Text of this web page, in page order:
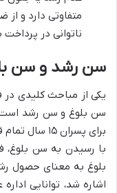
متفاوتی دارد و از
ناتوانی در
سن رشد و سن
یکی از مباحث کلیدی در
سن بلوغ و سن رشد
با رسیدن به سن بلوغ،
بلوغ به معنای حصول
اشاره شد، توانایی